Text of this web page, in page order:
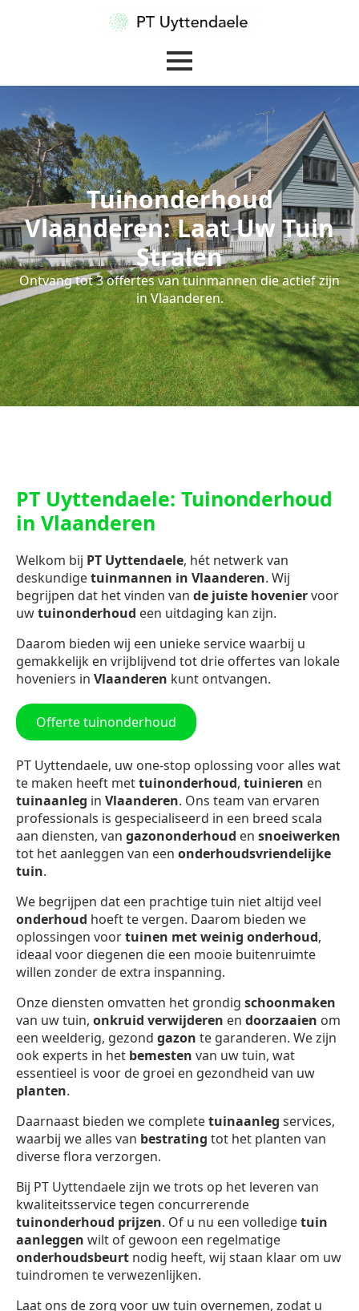
Tuinonderhoud
Vlaanderen: Laat Uw Tuin
Stralen
Ontvang tot 3 offertes van tuinmannen die actief zijn
in Vlaanderen.
PT Uyttendaele: Tuinonderhoud
in Vlaanderen
Welkom bij PT Uyttendaele, hét netwerk van
deskundigetuinmannen in Vlaanderen. Wij
begrijpen dat het vinden van de juiste hoveniervoor
uwtuinonderhoud een uitdaging kan zijn.
Daarom bieden wij een unieke service waarbij u
gemakkelijk en vrijblijvend tot drie offertes van lokale
hoveniers in Vlaanderen kunt ontvangen.
Offerte tuinonderhoud
PT Uyttendaele, uw one-stop oplossing voor alles wat
te maken heeft mettuinonderhoud, tuinieren en
tuinaanleg in Vlaanderen. Ons team van ervaren
professionals is gespecialiseerd in een breed scala
aan diensten, van gazononderhoud en snoeiwerken
tot het aanleggen van een onderhoudsvriendelijke
tuin.
We begrijpen dat een prachtige tuin niet altijd veel
onderhoud hoeft te vergen. Daarom bieden we
oplossingen voortuinen met weinig onderhoud,
ideaal voor diegenen die een mooie buitenruimte
willen zonder de extra inspanning.
Onze diensten omvatten het grondig schoonmaken
van uw tuin, onkruid verwijderen en doorzaaien om
een weelderig, gezond gazon te garanderen. We zijn
ook experts in het bemesten van uw tuin, wat
essentieel is voor de groei en gezondheid van uw
planten.
Daarnaast bieden we completetuinaanleg services,
waarbij we alles van bestrating tot het planten van
diverse flora verzorgen.
Bij PT Uyttendaele zijn we trots op het leveren van
kwaliteitsservice tegen concurrerende
tuinonderhoud prijzen. Of u nu een volledigetuin
aanleggen wilt of gewoon een regelmatige
onderhoudsbeurt nodig heeft, wij staan klaar om uw
tuindromen te verwezenlijken.
Laat ons de zorg voor uw tuin overnemen, zodat u